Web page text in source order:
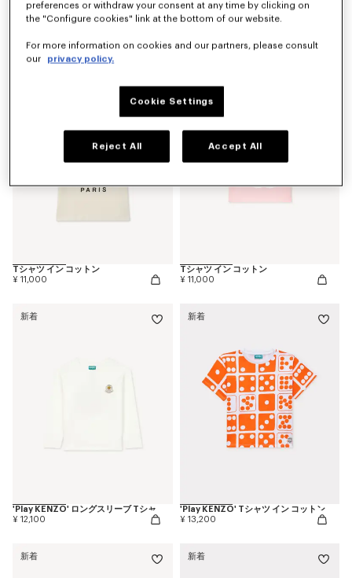
¥ 22,000
Tシャツ イン コットン
¥ 11,000
Tシャツ イン コットン
¥ 11,000
新着
¥ 12,100
新着
'Play KENZO' Tシャツ イン コットン
¥ 13,200
新着 新着
preferences or withdraw your consent at any time by clicking on
the "Configure cookies" link at the bottom of our website.
For more information on cookies and our partners, please consult
our
privacy policy.
Cookie Settings
Reject All Accept All